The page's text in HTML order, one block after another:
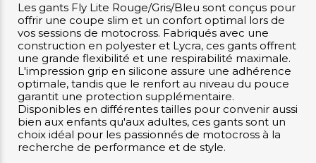
Les gants Fly Lite Rouge/Gris/Bleu sont conçus pour
offrir une coupe slim et un confort optimal lors de
vos sessions de motocross. Fabriqués avec une
construction en polyester et Lycra, ces gants offrent
une grande flexibilité et une respirabilité maximale.
L'impression grip en silicone assure une adhérence
optimale, tandis que le renfort au niveau du pouce
garantit une protection supplémentaire.
Disponibles en différentes tailles pour convenir aussi
bien aux enfants qu'aux adultes, ces gants sont un
choix idéal pour les passionnés de motocross à la
recherche de performance et de style.